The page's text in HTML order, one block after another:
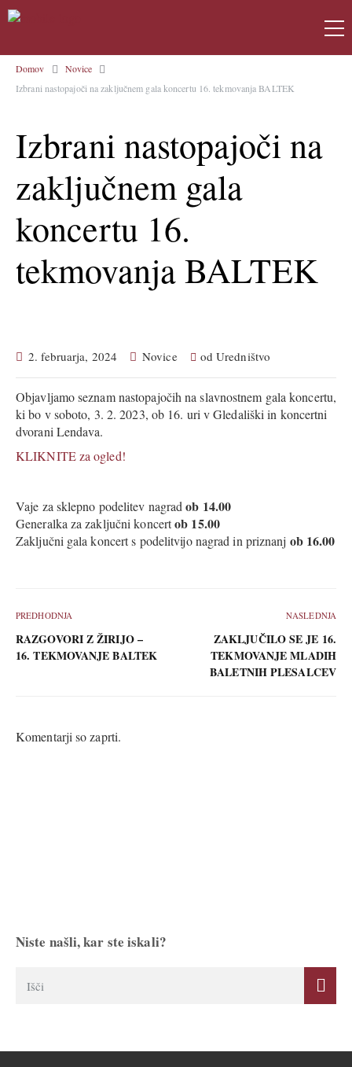
Domov
Novice
Izbrani nastopajoči na zaključnem gala koncertu 16. tekmovanja BALTEK
Izbrani nastopajoči na
zaključnem gala
koncertu 16.
tekmovanja BALTEK
2. februarja, 2024 Novice odUredništvo
Objavljamo seznam nastopajočih na slavnostnem gala koncertu,
ki bo v soboto, 3. 2. 2023, ob 16. uri v Gledališki in koncertni
dvorani Lendava.
KLIKNITE za ogled!
Vaje za sklepno podelitev nagradob 14.00
Generalka za zaključni koncertob 15.00
Zaključni gala koncert s podelitvijo nagrad in priznanj ob 16.00
PREDHODNJA
RAZGOVORI Z ŽIRIJO –
16. TEKMOVANJE BALTEK
NASLEDNJA
ZAKLJUČILO SE JE 16.
TEKMOVANJE MLADIH
BALETNIH PLESALCEV
Komentarji so zaprti.
Niste našli, kar ste iskali?